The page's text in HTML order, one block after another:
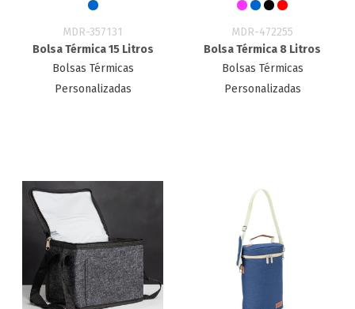
MDR-357131
Bolsa Térmica 15 Litros
Bolsas Térmicas
Personalizadas
MDR-472255
Bolsa Térmica 8 Litros
Bolsas Térmicas
Personalizadas